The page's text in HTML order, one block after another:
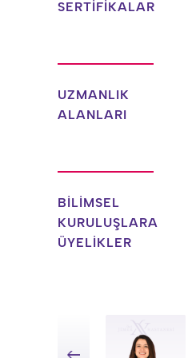
SERTİFİKALAR
UZMANLIK
ALANLARI
BİLİMSEL
KURULUŞLARA
ÜYELİKLER